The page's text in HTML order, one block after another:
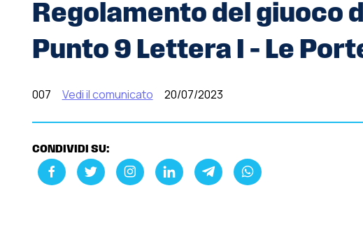
Regolamento del giuoco
Punto 9 Lettera I – Le
007 Vedi il comunicato 20/07/2023
CONDIVIDI SU: